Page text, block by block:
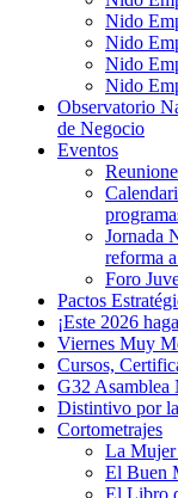
Nido
Nido
Nido
Nido
Observatorio
de Negocio
Eventos
Jornada
reforma
Foro
Pactos
¡Este 2026
Viernes Muy
Cursos,
G32 Asamblea
Distintivo por
Cortometrajes
La
El Buen